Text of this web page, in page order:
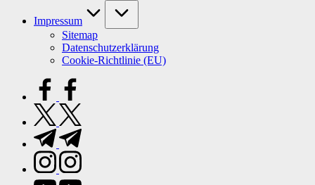
Impressum
Sitemap
Datenschutzerklärung
Cookie-Richtlinie (EU)
facebook.com
twitter.com
t.me
instagram.com
youtube.com